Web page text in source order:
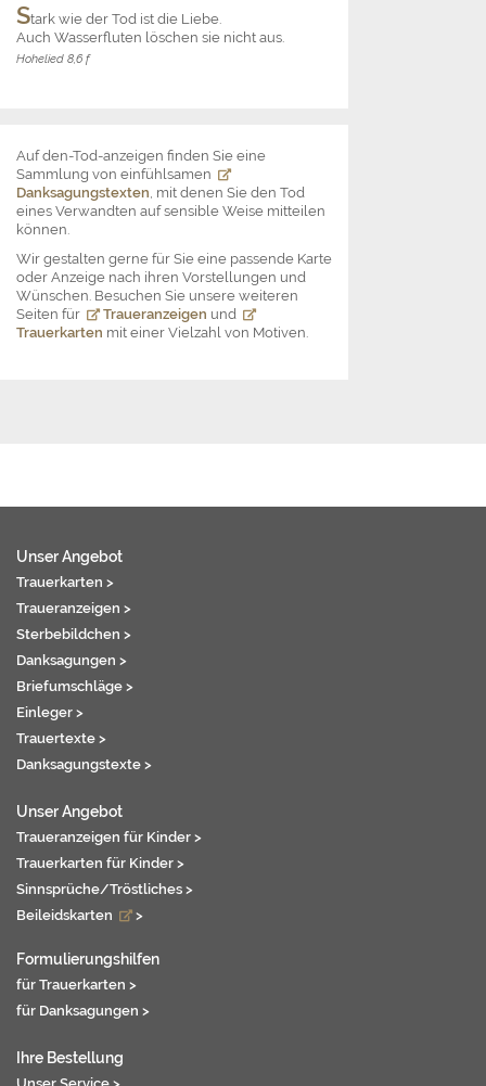
Stark wie der Tod ist die Liebe.
Auch Wasserfluten löschen sie nicht aus.
Hohelied 8,6 f
Auf den-Tod-anzeigen finden Sie eine
Sammlung von einfühlsamen
Danksagungstexten, mit denen Sie den Tod
eines Verwandten auf sensible Weise mitteilen
können.
Wir gestalten gerne für Sie eine passende Karte
oder Anzeige nach ihren Vorstellungen und
Wünschen. Besuchen Sie unsere weiteren
Seiten für
Traueranzeigen und
Trauerkarten mit einer Vielzahl von Motiven.
Unser Angebot
Trauerkarten >
Traueranzeigen >
Sterbebildchen >
Danksagungen >
Briefumschläge >
Einleger >
Trauertexte >
Danksagungstexte >
Unser Angebot
Traueranzeigen für Kinder >
Trauerkarten für Kinder >
Sinnsprüche/Tröstliches >
Beileidskarten
>
Formulierungshilfen
für Trauerkarten >
für Danksagungen >
Ihre Bestellung